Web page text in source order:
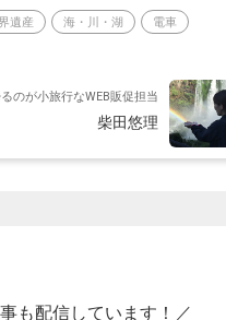
遺産 海・川・湖 電車
のが小旅行なWEB販促担当
柴田悠理
も配信しています！／